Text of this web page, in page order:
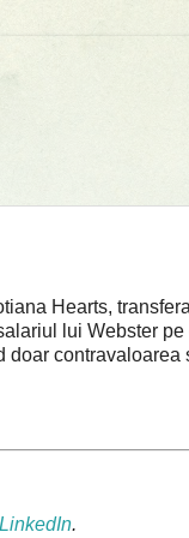
Hearts,
lui Webster
LinkedIn.